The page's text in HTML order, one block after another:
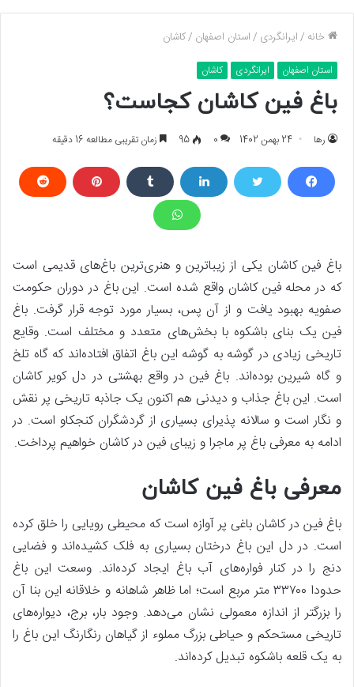
خانه /ایرانگردی /استان اصفهان /کاشان
استان اصفهان ایرانگردی کاشان
باغ فین کاشان کجاست؟
رها 24 بهمن 1402 0
95 زمان تقریبی مطالعه 16 دقیقه
باغ فین کاشان یکی از زیباترین و هنری‌‌ترین باغ‌های قدیمی است
که در محله فین کاشان واقع شده است. این باغ در دوران حکومت
صفویه بهبود یافت و از آن پس، بسیار مورد توجه قرار گرفت. باغ
فین یک بنای باشکوه با بخش‌های متعدد و مختلف است. وقایع
تاریخی زیادی در گوشه به گوشه این باغ اتفاق افتاده‌اند که گاه تلخ
و گاه شیرین بوده‌اند. باغ فین در واقع بهشتی در دل کویر کاشان
است. این باغ جذاب و دیدنی هم اکنون یک جاذبه تاریخی پر نقش
و نگار است و سالانه پذیرای بسیاری از گردشگران کنجکاو است. در
ادامه به معرفی باغ پر ماجرا و زیبای فین در کاشان خواهیم پرداخت.
معرفی باغ فین کاشان
باغ فین در کاشان باغی پر آوازه است که محیطی رویایی را خلق کرده
است. در دل این باغ درختان بسیاری به فلک کشیده‌اند و فضایی
دنج را در کنار فواره‌های آب باغ ایجاد کرده‌اند. وسعت این باغ
حدودا ۳۳۷۰۰ متر مربع است؛ اما ظاهر شاهانه و خلاقانه این بنا آن
را بزرگتر از اندازه معمولی نشان می‌دهد. وجود بار، برج، دیواره‌های
تاریخی مستحکم و حیاطی بزرگ مملوء از گیاهان رنگارنگ این باغ را
به یک قلعه باشکوه تبدیل کرده‌اند.